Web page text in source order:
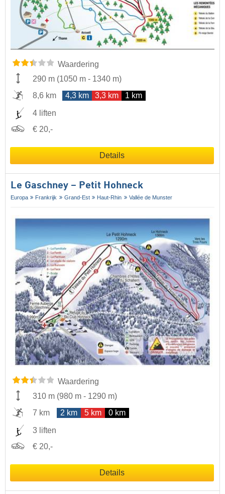
Waardering
290 m (1050 m - 1340 m)
8,6 km
4,3 km 3,3 km 1 km
4 liften
€ 20,-
Details
Le Gaschney – Petit Hohneck
Europa Frankrijk Grand-Est Haut-Rhin Vallée de Munster
Waardering
310 m (980 m - 1290 m)
7 km
2 km 5 km 0 km
3 liften
€ 20,-
Details